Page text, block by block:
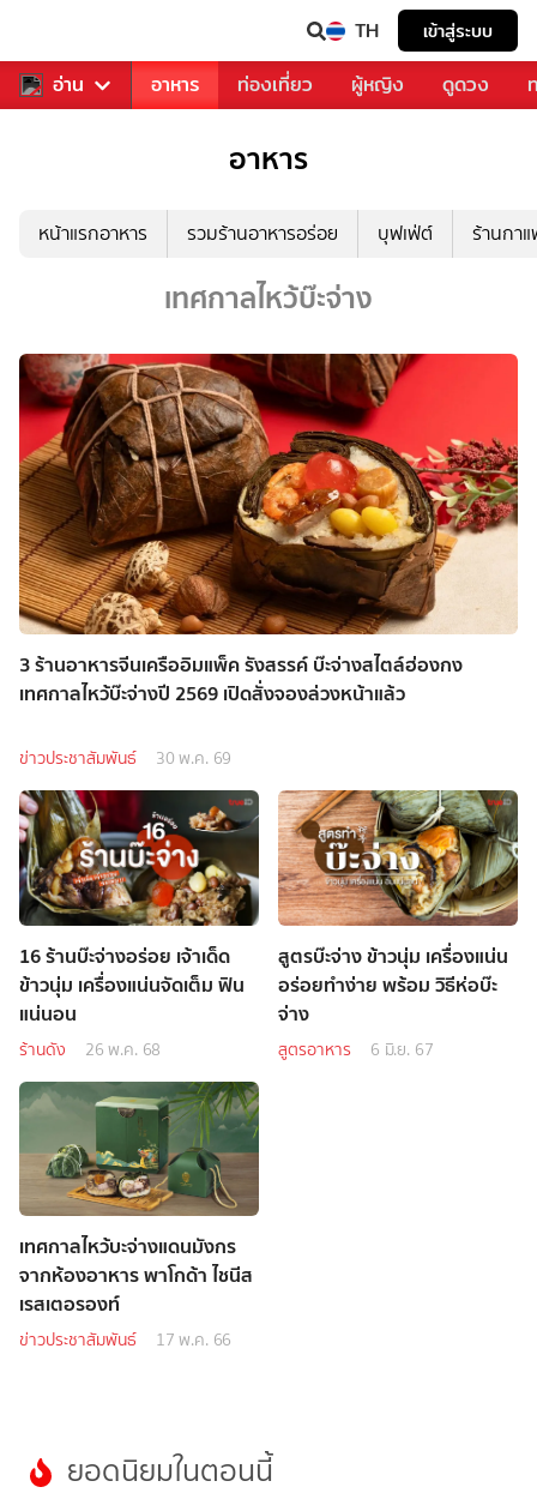
TH เข้าสู่ระบบ
อ่าน
รวงการเพลง อาหาร ท่องเที่ยว ผู้หญิง ดูดวง
อาหาร
หน้าแรกอาหาร รวมร้านอาหารอร่อย บุฟเฟ่ต์ ร้านกา
เทศกาลไหว้บ๊ะจ่าง
3 ร้านอาหารจีนเครืออิมแพ็ค รังสรรค์ บ๊ะจ่างสไตล์ฮ่องกง
เทศกาลไหว้บ๊ะจ่างปี 2569 เปิดสั่งจองล่วงหน้าแล้ว
ข่าวประชาสัมพันธ์ 30 พ.ค. 69
16 ร้านบ๊ะจ่างอร่อย เจ้าเด็ด
ข้าวนุ่ม เครื่องแน่นจัดเต็ม ฟิน
แน่นอน
ร้านดัง 26 พ.ค. 68
สูตรบ๊ะจ่าง ข้าวนุ่ม เครื่องแน่น
อร่อยทำง่าย พร้อม วิธีห่อบ๊ะ
จ่าง
สูตรอาหาร 6 มิ.ย. 67
เทศกาลไหว้บะจ่างแดนมังกร
จากห้องอาหาร พาโกด้า ไชนีส
เรสเตอรองท์
ข่าวประชาสัมพันธ์ 17 พ.ค. 66
ยอดนิยมในตอนนี้